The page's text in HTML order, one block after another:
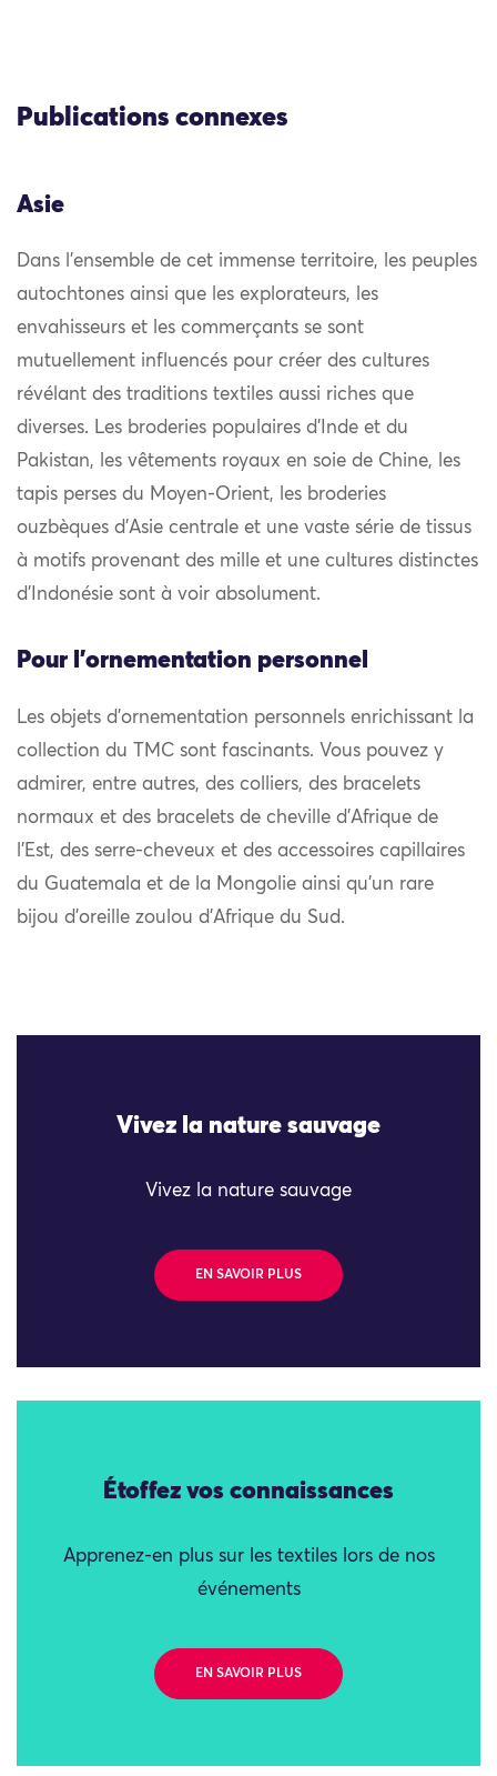
Publications connexes
Asie
Dans l’ensemble de cet immense territoire, les peuples
autochtones ainsi que les explorateurs, les
envahisseurs et les commerçants se sont
mutuellement influencés pour créer des cultures
révélant des traditions textiles aussi riches que
diverses. Les broderies populaires d’Inde et du
Pakistan, les vêtements royaux en soie de Chine, les
tapis perses du Moyen-Orient, les broderies
ouzbèques d’Asie centrale et une vaste série de tissus
à motifs provenant des mille et une cultures distinctes
d’Indonésie sont à voir absolument.
Pour l'ornementation personnel
Les objets d’ornementation personnels enrichissant la
collection du TMC sont fascinants. Vous pouvez y
admirer, entre autres, des colliers, des bracelets
normaux et des bracelets de cheville d’Afrique de
l’Est, des serre-cheveux et des accessoires capillaires
du Guatemala et de la Mongolie ainsi qu’un rare
bijou d’oreille zoulou d’Afrique du Sud.
Vivez la nature sauvage
Vivez la nature sauvage
EN SAVOIR PLUS
Étoffez vos connaissances
Apprenez-en plus sur les textiles lors de nos
événements
EN SAVOIR PLUS